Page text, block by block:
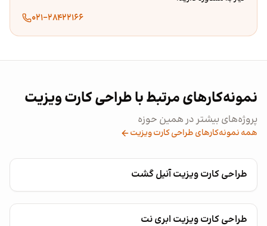
۰۲۱-۲۸۴۲۲۱۶۶
نمونه‌کارهای مرتبط با طراحی کارت ویزیت
پروژه‌های بیشتر در همین حوزه
همه نمونه‌کارهای طراحی کارت ویزیت
طراحی کارت ویزیت آنیل گشت
طراحی کارت ویزیت ابری نت